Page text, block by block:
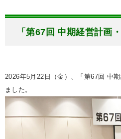
「第67回 中期経営計画
2026年5月22日（金）、「第67回 中
ました。